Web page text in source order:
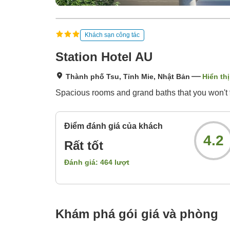
Khách sạn công tác
Station Hotel AU
Thành phố Tsu, Tỉnh Mie, Nhật Bản Hiển
Spacious rooms and grand baths that you
Điểm đánh giá của khách
Rất tốt
Đánh giá: 464 lượt
4.2
Khám phá gói giá và phòng